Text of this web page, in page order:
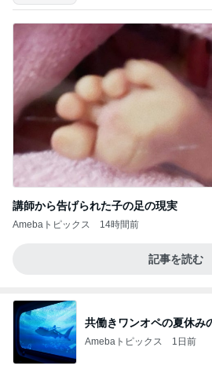
講師から告げられた子の足の現実
Amebaトピックス 14時間前
記事を読む
共働きワンオペの夏休み
Amebaトピックス 1日前